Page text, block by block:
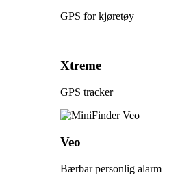
GPS for kjøretøy
Xtreme
GPS tracker
Veo
Bærbar personlig alarm